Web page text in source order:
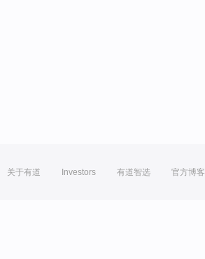
关于有道 Investors 有道智选 官方博客